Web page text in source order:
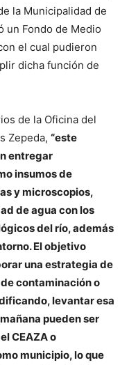
la Municipalidad de
un Fondo de Medio
el cual pudieron
dicha función de
de la Oficina del
Zepeda, “este
entregar
insumos de
y microscopios,
de agua con los
del río, además
El objetivo
una estrategia de
contaminación o
levantar esa
pueden ser
CEAZA o
municipio, lo que